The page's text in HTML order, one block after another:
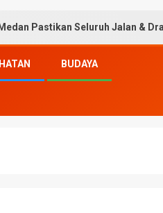
Jalan & Drainase di
BUDAYA